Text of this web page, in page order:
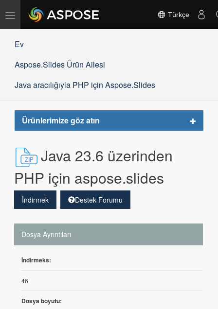
Gezinmeyi
Türkçe
Ev
Aspose.Slides Ürün Ailesi
Java aracılığıyla PHP için Aspose.Slides
Ürünlerimize göz atın
Toggle
Java 23.6 üzerinden
PHP için aspose.slides
İndirmek Destek Forumu
Dosya Ayrıntıları
İndirmeks:
46
Dosya boyutu: